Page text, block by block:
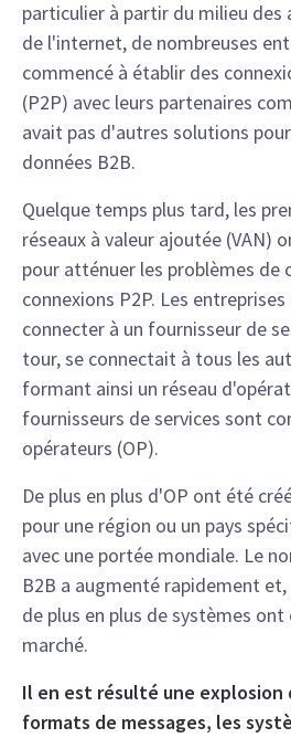
particulier à partir du milieu des
de l'internet, de nombreuses
commencé à établir des
(P2P) avec leurs partenaires
avait pas d'autres solutions
données B2B.
Quelque temps plus tard, les
réseaux à valeur ajoutée (VAN)
pour atténuer les problèmes de
connexions P2P. Les
connecter à un fournisseur de
tour, se connectait à tous les
formant ainsi un réseau
fournisseurs de services sont
opérateurs (OP).
De plus en plus d'OP ont été
pour une région ou un pays
avec une portée mondiale. Le
B2B a augmenté rapidement
de plus en plus de systèmes
marché.
Il en est résulté une explosion
formats de messages, les